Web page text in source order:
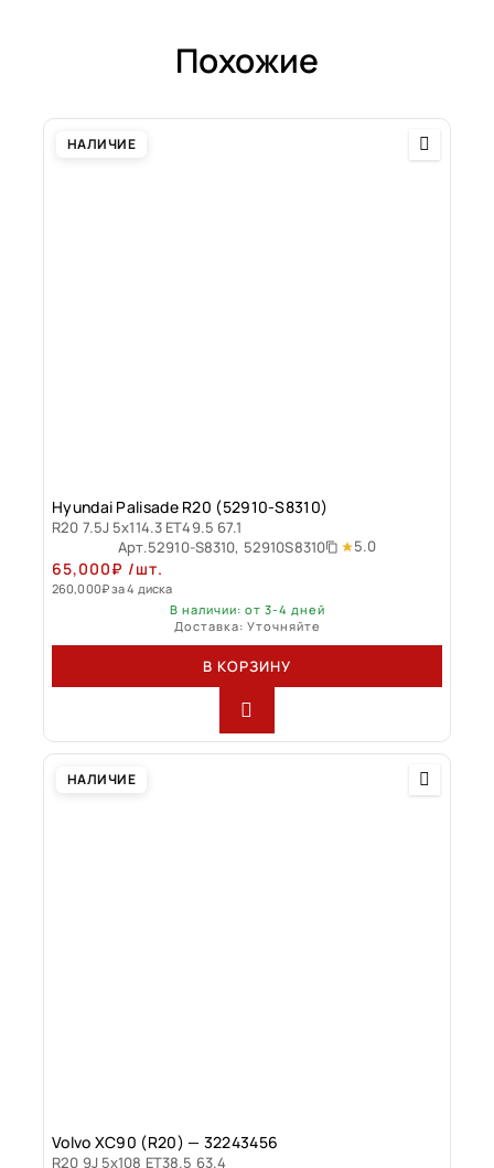
Похожие
НАЛИЧИЕ
Hyundai Palisade R20 (52910-S8310)
R20 7.5J 5x114.3 ET49.5 67.1
Арт.52910-S8310, 52910S8310 5.0
65,000₽ /шт.
260,000₽за 4 диска
В наличии: от 3-4 дней
Доставка: Уточняйте
В КОРЗИНУ
НАЛИЧИЕ
Volvo XC90 (R20) — 32243456
R20 9J 5x108 ET38.5 63.4